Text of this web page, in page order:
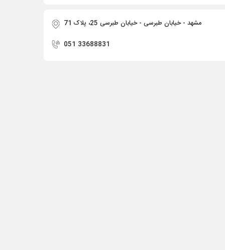
مشهد - خیابان طبرسی - خیابان طبرسی 25، پلاک 71
051 33688831